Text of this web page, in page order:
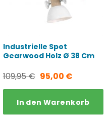
Industrielle Spot
Gearwood Holz Ø 38 Cm
109,95€ Ursprünglicher
Preis
war:
95,00 €Aktueller
Preis
ist:
In den Warenkorb